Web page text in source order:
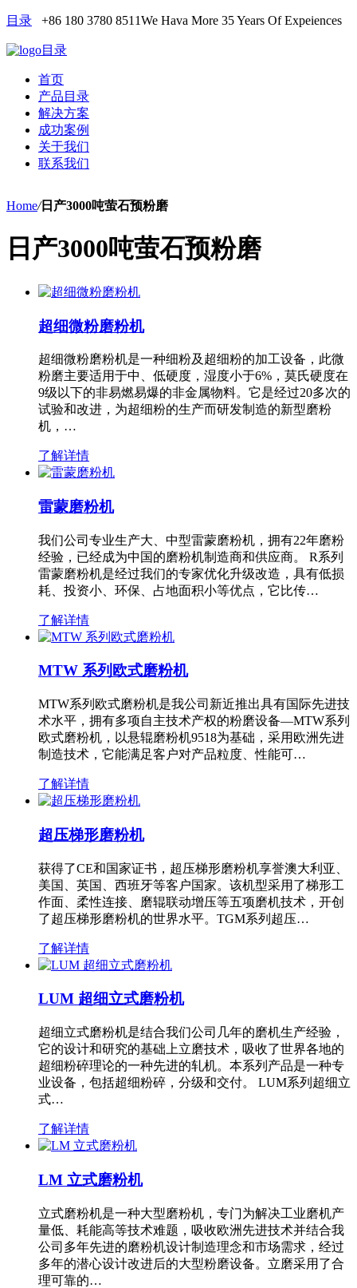
目录 +86 180 3780 8511We Hava More 35 Years Of Expeiences
目录
首页
产品目录
解决方案
成功案例
关于我们
联系我们
Home/日产3000吨萤石预粉磨
日产3000吨萤石预粉磨
超细微粉磨粉机
超细微粉磨粉机是一种细粉及超细粉的加工设备，此微
粉磨主要适用于中、低硬度，湿度小于6%，莫氏硬度在
9级以下的非易燃易爆的非金属物料。它是经过20多次的
试验和改进，为超细粉的生产而研发制造的新型磨粉
机，…
了解详情
雷蒙磨粉机
我们公司专业生产大、中型雷蒙磨粉机，拥有22年磨粉
经验，已经成为中国的磨粉机制造商和供应商。 R系列
雷蒙磨粉机是经过我们的专家优化升级改造，具有低损
耗、投资小、环保、占地面积小等优点，它比传…
了解详情
MTW 系列欧式磨粉机
MTW系列欧式磨粉机是我公司新近推出具有国际先进技
术水平，拥有多项自主技术产权的粉磨设备—MTW系列
欧式磨粉机，以悬辊磨粉机9518为基础，采用欧洲先进
制造技术，它能满足客户对产品粒度、性能可…
了解详情
超压梯形磨粉机
获得了CE和国家证书，超压梯形磨粉机享誉澳大利亚、
美国、英国、西班牙等客户国家。该机型采用了梯形工
作面、柔性连接、磨辊联动增压等五项磨机技术，开创
了超压梯形磨粉机的世界水平。TGM系列超压…
了解详情
LUM 超细立式磨粉机
超细立式磨粉机是结合我们公司几年的磨机生产经验，
它的设计和研究的基础上立磨技术，吸收了世界各地的
超细粉碎理论的一种先进的轧机。本系列产品是一种专
业设备，包括超细粉碎，分级和交付。 LUM系列超细立
式…
了解详情
LM 立式磨粉机
立式磨粉机是一种大型磨粉机，专门为解决工业磨机产
量低、耗能高等技术难题，吸收欧洲先进技术并结合我
公司多年先进的磨粉机设计制造理念和市场需求，经过
多年的潜心设计改进后的大型粉磨设备。立磨采用了合
理可靠的…